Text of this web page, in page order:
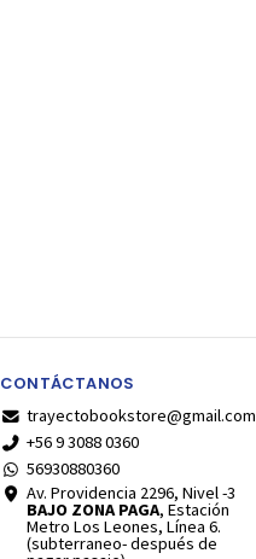
CONTÁCTANOS
trayectobookstore@gmail.com
+56 9 3088 0360
56930880360
Av. Providencia 2296, Nivel -3
BAJO ZONA PAGA, Estación
Metro Los Leones, Línea 6.
(subterraneo- después de